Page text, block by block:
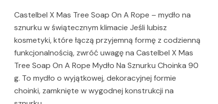
Castelbel X Mas Tree Soap On A Rope – mydło na
sznurku w świątecznym klimacie Jeśli lubisz
kosmetyki, które łączą przyjemną formę z codzienną
funkcjonalnością, zwróć uwagę na Castelbel X Mas
Tree Soap On A Rope Mydło Na Sznurku Choinka 90
g. To mydło o wyjątkowej, dekoracyjnej formie
choinki, zamknięte w wygodnej konstrukcji na